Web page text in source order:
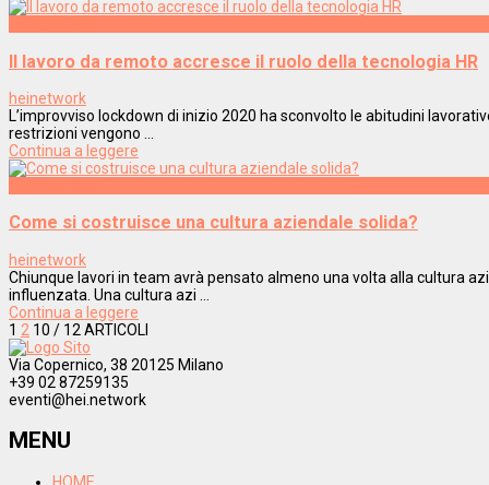
Il lavoro da remoto accresce il ruolo della tecnologia HR
heinetwork
L’improvviso lockdown di inizio 2020 ha sconvolto le abitudini
restrizioni vengono ...
Continua a leggere
Come si costruisce una cultura aziendale solida?
heinetwork
Chiunque lavori in team avrà pensato almeno una volta alla cultura
influenzata. Una cultura azi ...
Continua a leggere
1 2 10 / 12 ARTICOLI
Via Copernico, 38 20125 Milano
+39 02 87259135
eventi@hei.network
MENU
HOME